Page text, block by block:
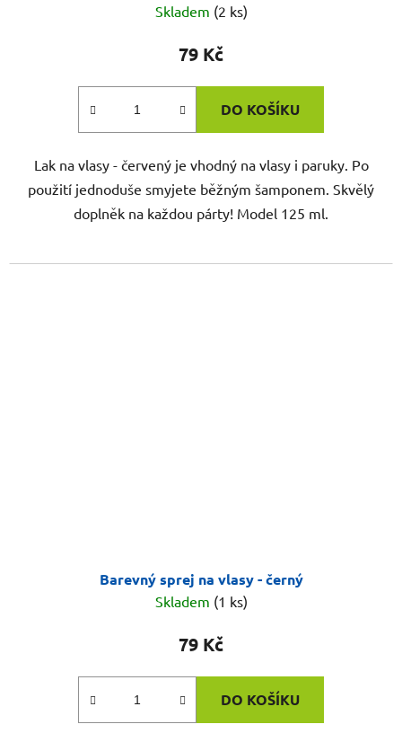
Skladem (2 ks)
79 Kč
DO KOŠÍKU
Lak na vlasy - červený je vhodný na vlasy i paruky. Po
použití jednoduše smyjete běžným šamponem. Skvělý
doplněk na každou párty! Model 125 ml.
Barevný sprej na vlasy - černý
Skladem (1 ks)
79 Kč
DO KOŠÍKU